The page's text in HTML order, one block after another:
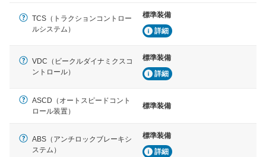
駐車をスムーズに行うためにインテリジェンスパーキン
グ・アシストやサイドブラインドモニターなどが装備さ
れています。
万が一車体が衝撃を受けたときに、運転者・同乗者を守
るSRSエアバッグシステム、プリテンショナーシートベ
ルトなどが装備されています。
TCS（トラクションコントロー
ルシステム）
標準装備
詳細
VDC（ビークルダイナミクスコ
ントロール）
標準装備
詳細
ASCD（オートスピードコント
ロール装置）
標準装備
ABS（アンチロックブレーキシ
ステム）
標準装備
詳細